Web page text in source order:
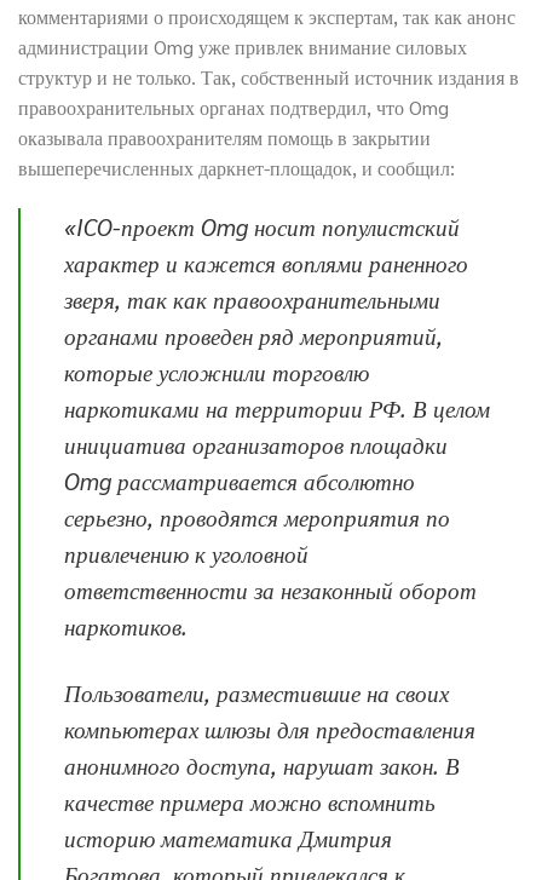
комментариями о происходящем к экспертам, так как анонс
администрации Omg уже привлек внимание силовых
структур и не только. Так, собственный источник издания в
правоохранительных органах подтвердил, что Omg
оказывала правоохранителям помощь в закрытии
вышеперечисленных даркнет-площадок, и сообщил:
«ICO-проект Omg носит популистский
характер и кажется воплями раненного
зверя, так как правоохранительными
органами проведен ряд мероприятий,
которые усложнили торговлю
наркотиками на территории РФ. В целом
инициатива организаторов площадки
Omg рассматривается абсолютно
серьезно, проводятся мероприятия по
привлечению к уголовной
ответственности за незаконный оборот
наркотиков.
Пользователи, разместившие на своих
компьютерах шлюзы для предоставления
анонимного доступа, нарушат закон. В
качестве примера можно вспомнить
историю математика Дмитрия
Богатова, который привлекался к